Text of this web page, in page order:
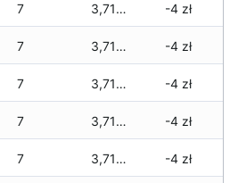
7 3,715 zł -4 zł
7 3,715 zł -4 zł
7 3,715 zł -4 zł
7 3,715 zł -4 zł
7 3,715 zł -4 zł